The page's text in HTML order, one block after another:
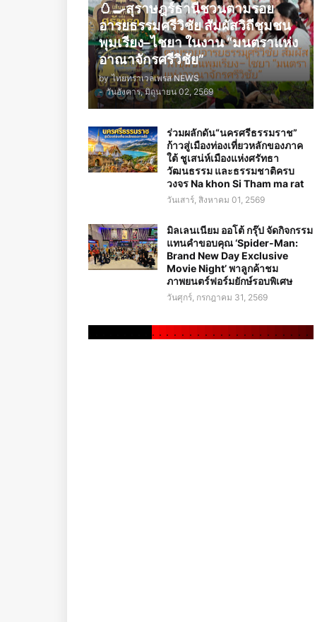
🥚🍳สุราษฎร์ธานีชวนตามรอย
อารยธรรมศรีวิชัย สัมผัสวิถีชุมชน
พุมเรียง–ไชยา ในงาน “มนตราแห่ง
อาณาจักรศรีวิชัย”
by ไทยทราเวลเพรส NEWS
- วันอังคาร, มิถุนายน 02, 2569
ร่วมผลักดัน“นครศรีธรรมราช”
ก้าวสู่เมืองท่องเที่ยวหลักของภาค
ใต้ ชูเสน่ห์เมืองแห่งศรัทธา
วัฒนธรรม และธรรมชาติครบ
วงจร Na khon Si Tham ma rat
วันเสาร์, สิงหาคม 01, 2569
มิลเลนเนียม ออโต้ กรุ๊ป จัดกิจกรรม
แทนคำขอบคุณ ‘Spider-Man:
Brand New Day Exclusive
Movie Night’ พาลูกค้าชม
ภาพยนตร์ฟอร์มยักษ์รอบพิเศษ
วันศุกร์, กรกฎาคม 31, 2569
. . . . . . . . . . . . . . . . . . . . .